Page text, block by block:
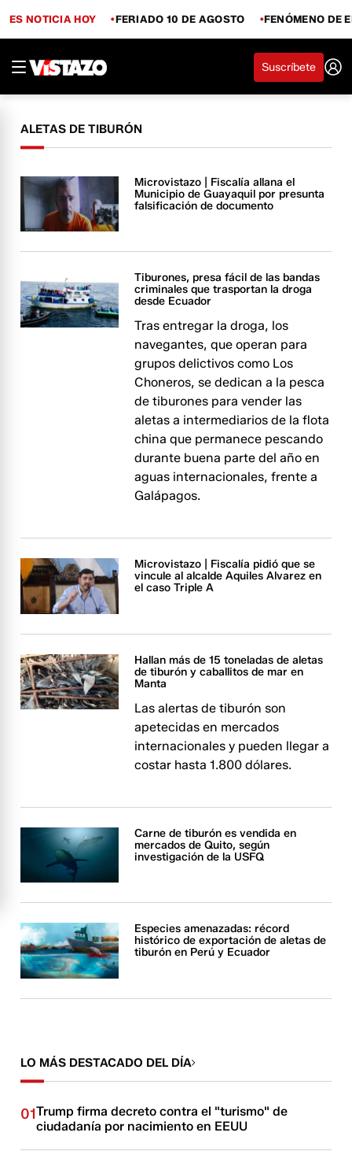
ES NOTICIA HOY FERIADO 10 DE AGOSTO FENÓMENO DE
Suscríbete
ALETAS DE TIBURÓN
Microvistazo | Fiscalía allana el
Municipio de Guayaquil por presunta
falsificación de documento
Tiburones, presa fácil de las bandas
criminales que trasportan la droga
desde Ecuador
Tras entregar la droga, los
navegantes, que operan para
grupos delictivos como Los
Choneros, se dedican a la pesca
de tiburones para vender las
aletas a intermediarios de la flota
china que permanece pescando
durante buena parte del año en
aguas internacionales, frente a
Galápagos.
Microvistazo | Fiscalía pidió que se
vincule al alcalde Aquiles Alvarez en
el caso Triple A
Hallan más de 15 toneladas de aletas
de tiburón y caballitos de mar en
Manta
Las alertas de tiburón son
apetecidas en mercados
internacionales y pueden llegar a
costar hasta 1.800 dólares.
Carne de tiburón es vendida en
mercados de Quito, según
investigación de la USFQ
Especies amenazadas: récord
histórico de exportación de aletas de
tiburón en Perú y Ecuador
LO MÁS DESTACADO DEL DÍA
01Trump firma decreto contra el "turismo" de
ciudadanía por nacimiento en EEUU